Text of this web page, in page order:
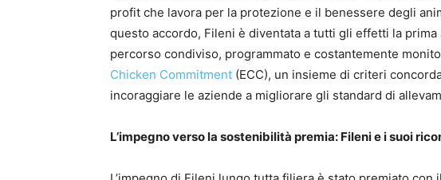
profit che lavora per la protezione e il benessere degli
questo accordo, Fileni è diventata a tutti gli effetti la
percorso condiviso, programmato e costantemente
Chicken Commitment (ECC), un insieme di criteri
incoraggiare le aziende a migliorare gli standard di
L’impegno verso la sostenibilità premia: Fileni e i suoi